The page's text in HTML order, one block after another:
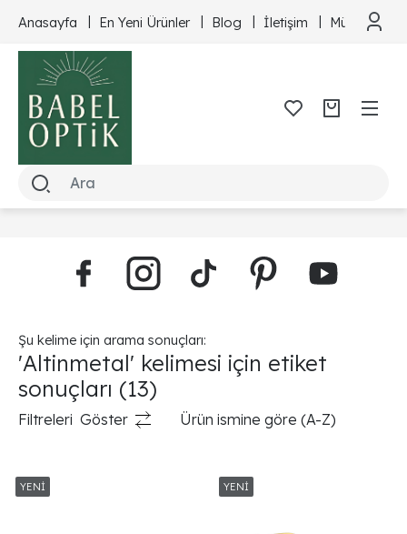
Anasayfa En Yeni Ürünler Blog İletişim Müşteri
Şu kelime için arama sonuçları:
'Altinmetal' kelimesi için etiket
sonuçları (13)
Filtreleri Göster Ürün ismine göre (A-Z)